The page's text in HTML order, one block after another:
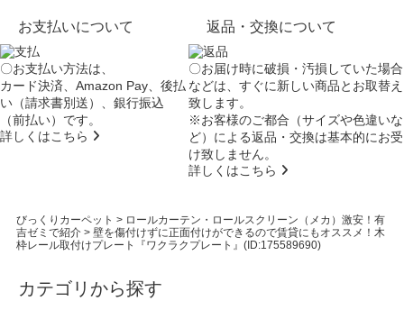
お支払いについて
〇お支払い方法は、
カード決済、Amazon Pay、後払
い（請求書別送）、銀行振込
（前払い）です。
詳しくはこちら
返品・交換について
〇お届け時に破損・汚損していた場合
などは、すぐに新しい商品とお取替え
致します。
※お客様のご都合（サイズや色違いな
ど）による返品・交換は基本的にお受
け致しません。
詳しくはこちら
びっくりカーペット > ロールカーテン・ロールスクリーン（メカ）激安！有
吉ゼミで紹介> 壁を傷付けずに正面付けができるので賃貸にもオススメ！木
枠レール取付けプレート『ワクラクプレート』(ID:175589690)
カテゴリから探す